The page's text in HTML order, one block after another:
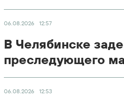
06.08.2026 12:57
В Челябинске
преследующего
06.08.2026 12:53